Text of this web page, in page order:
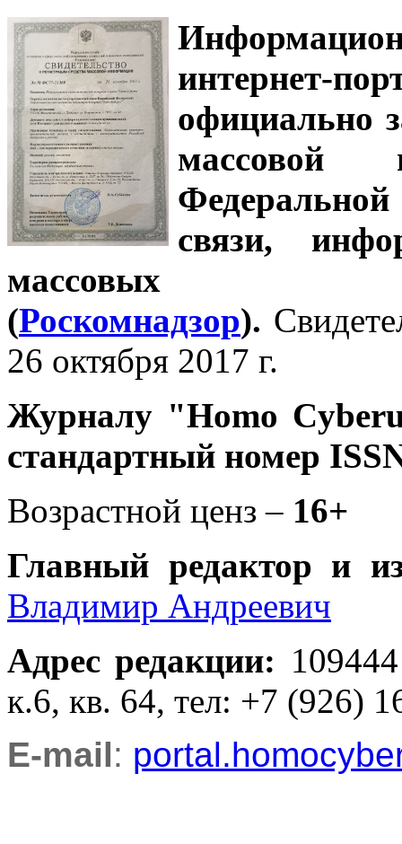
интернет-
официально
связи,
массовых
(Роскомнадзор).
26 октября 2017 г.
Журналу "Homo
стандартный номер
Возрастной ценз – 16+
Главный редактор и
Владимир Андреевич
Адрес редакции:
к.6, кв. 64, тел: +7 (926)
E-mail: